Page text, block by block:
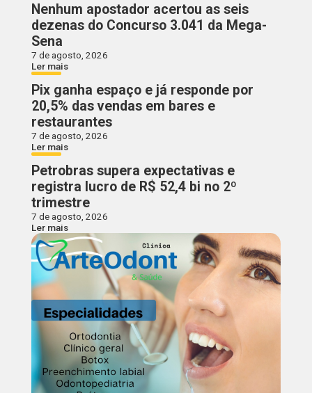
Nenhum apostador acertou as seis
dezenas do Concurso 3.041 da Mega-
Sena
7 de agosto, 2026
Ler mais
Pix ganha espaço e já responde por
20,5% das vendas em bares e
restaurantes
7 de agosto, 2026
Ler mais
Petrobras supera expectativas e
registra lucro de R$ 52,4 bi no 2º
trimestre
7 de agosto, 2026
Ler mais